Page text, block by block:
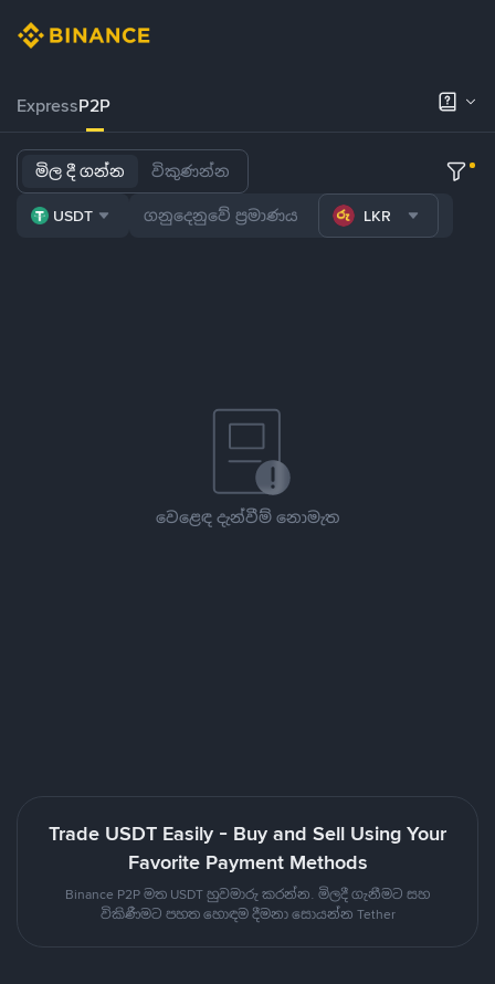
ExpressP2P
මිල දී ගන්න විකුණන්න
USDT LKR
වෙළෙඳ දැන්වීම් නොමැත
Trade USDT Easily - Buy and Sell Using Your
Favorite Payment Methods
Binance P2P මත USDT හුවමාරු කරන්න. මිලදී ගැනීමට සහ
විකිණීමට පහත හොඳම දීමනා සොයන්න Tether